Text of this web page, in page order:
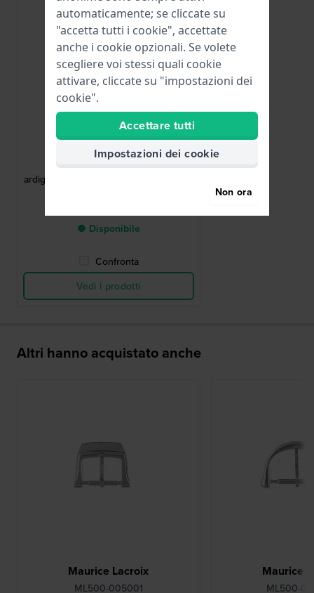
Maurice Lacroix
ML500-005003
ML500-005003 Cinturino ad
ardiglione in acciaio inossidabile 18 mm
● Disponibile
Confronta
Vedi i prodotti
Altri hanno acquistato anche
Maurice Lacroix
ML500-005001
Maurice
ML500-
automaticamente; se cliccate su
"accetta tutti i cookie", accettate
anche i cookie opzionali. Se volete
scegliere voi stessi quali cookie
attivare, cliccate su "impostazioni dei
cookie".
Accettare tutti
Impostazioni dei cookie
Non ora